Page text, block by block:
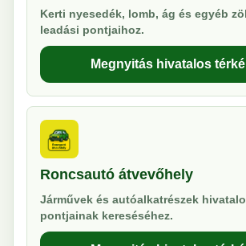
Kerti nyesedék, lomb, ág és egyéb
leadási pontjaihoz.
Megnyitás hivatalos
Roncsautó átvevőhely
Járművek és autóalkatrészek
pontjainak kereséséhez.